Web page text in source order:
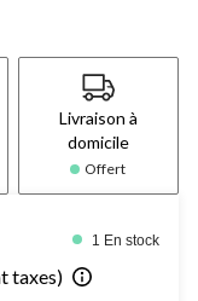
Livraison à
domicile
Offert
1 En stock
taxes)